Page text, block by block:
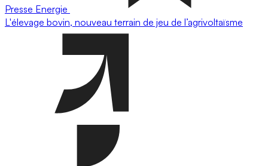
Presse Energie
L'élevage bovin, nouveau terrain de jeu de l’agrivoltaïsme